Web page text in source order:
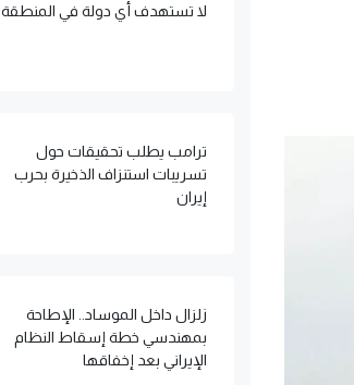
لا تستهدف أي دولة في المنطقة
ترامب يطلب تحقيقات حول
تسريبات استنزاف الذخيرة بحرب
إيران
زلزال داخل الموساد.. الإطاحة
بمهندسي خطة إسقاط النظام
الإيراني بعد إخفاقها